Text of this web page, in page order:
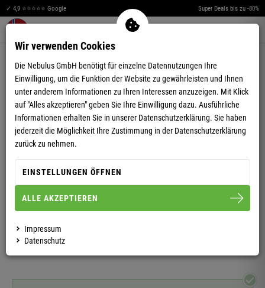
✓ 4,9 ⭐⭐⭐⭐⭐ Google Super Deals bis zu -80%
Warenkorb aufklappen
POLOSHIRT SHIP HERREN
Wir verwenden Cookies
Die Nebulus GmbH benötigt für einzelne Datennutzungen Ihre
Einwilligung, um die Funktion der Website zu gewährleisten und Ihnen
unter anderem Informationen zu Ihren Interessen anzuzeigen. Mit Klick
auf "Alles akzeptieren" geben Sie Ihre Einwilligung dazu. Ausführliche
Informationen erhalten Sie in unserer Datenschutzerklärung. Sie haben
jederzeit die Möglichkeit Ihre Zustimmung in der Datenschutzerklärung
zurück zu nehmen.
EINSTELLUNGEN ÖFFNEN
ALLE AKZEPTIEREN
Impressum
Datenschutz